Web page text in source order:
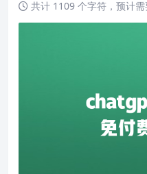
共计 1109 个字符，预计需